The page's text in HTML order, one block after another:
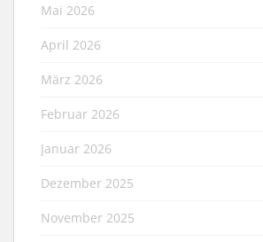
Mai 2026
April 2026
März 2026
Februar 2026
Januar 2026
Dezember 2025
November 2025